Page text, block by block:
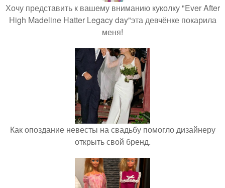
Хочу представить к вашему вниманию куколку "Ever After
High Madeline Hatter Legacy day"эта девчёнке покарила
меня!
Как опоздание невесты на свадьбу помогло дизайнеру
открыть свой бренд.